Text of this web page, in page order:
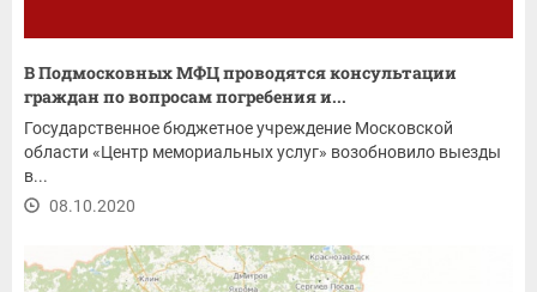
В Подмосковных МФЦ проводятся консультации
граждан по вопросам погребения и...
Государственное бюджетное учреждение Московской
области «Центр мемориальных услуг» возобновило выезды
в...
08.10.2020